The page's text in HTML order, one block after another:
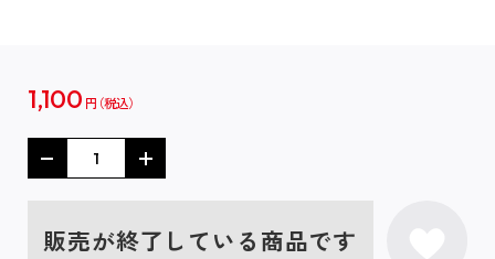
1,100 円
販売が終了している商品です